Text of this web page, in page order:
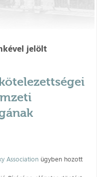
jelölt
Association ügyben hozott